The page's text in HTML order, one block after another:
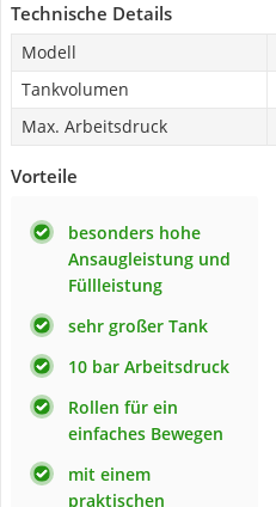
Technische Details
Modell
Tankvolumen
Max. Arbeitsdruck
Vorteile
besonders hohe
Ansaugleistung und
Füllleistung
sehr großer Tank
10 bar Arbeitsdruck
Rollen für ein
einfaches Bewegen
mit einem
praktischen